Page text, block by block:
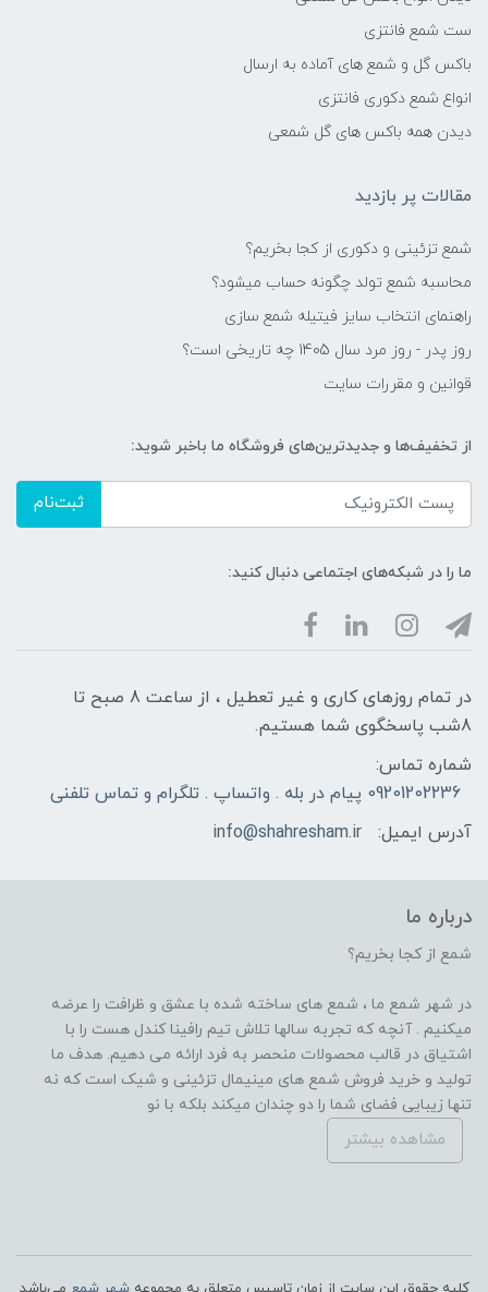
ست شمع فانتزی
باکس گل و شمع های آماده به ارسال
انواع شمع دکوری فانتزی
دیدن همه باکس های گل شمعی
مقالات پر بازدید
شمع تزئینی و دکوری از کجا بخریم؟
محاسبه شمع تولد چگونه حساب میشود؟
راهنمای انتخاب سایز فیتیله شمع سازی
روز پدر - روز مرد سال 1405 چه تاریخی است؟
قوانین و مقررات سایت
از تخفیف‌ها و جدیدترین‌های فروشگاه ما باخبر شوید:
ثبت‌نام
ما را در شبکه‌های اجتماعی دنبال کنید:
در تمام روزهای کاری و غیر تعطیل ، از ساعت 8 صبح تا
8شب پاسخگوی شما هستیم.
شماره تماس:
09201202236 پیام در بله . واتساپ . تلگرام و تماس تلفنی
آدرس ایمیل:
info@shahresham.ir
درباره ما
شمع از کجا بخریم؟
در شهر شمع ما ، شمع های ساخته شده با عشق و ظرافت را عرضه
میکنیم . آنچه که تجربه سالها تلاش تیم رافینا کندل هست را با
اشتیاق در قالب محصولات منحصر به فرد ارائه می دهیم. هدف ما
تولید و خرید فروش شمع های مینیمال تزئینی و شیک است که نه
تنها زیبایی فضای شما را دو چندان میکند بلکه با نو
مشاهده بیشتر